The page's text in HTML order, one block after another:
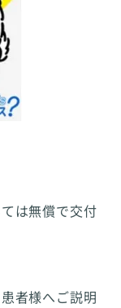
は無償で交付
者様へご説明